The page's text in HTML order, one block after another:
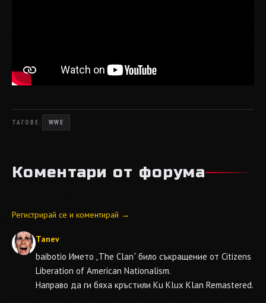
ТАГОВЕ: WWE
Коментари от форума
Регистрирай се и коментирай →
Tanev
baibotio Името „The Clan“ било съкращение от Citizens
Liberation of American Nationalism.
Направо да ги бяха кръстили Ku Klux Klan Remastered.